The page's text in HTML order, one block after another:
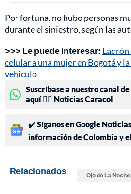
Por fortuna, no hubo personas
durante el siniestro, según las
>>> Le puede interesar: Ladrón
celular a una mujer en Bogotá y
vehículo
Suscríbase a nuestro canal
aquí 👉🏻 Noticias Caracol
✔️ Síganos en Google
información de Colombia y
Relacionados Ojo de La Noche